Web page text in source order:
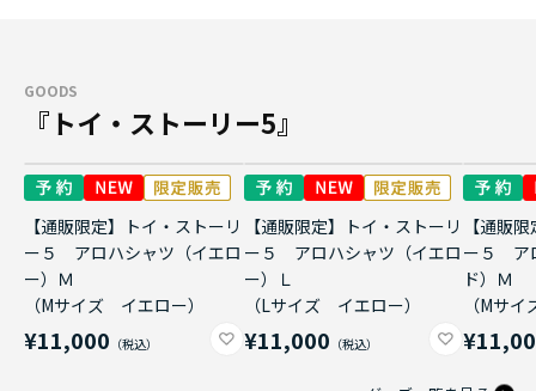
GOODS
『トイ・ストーリー5』
【通販限定】トイ・ストーリ
ー５ アロハシャツ（イエロ
ー）Ｍ
（Mサイズ イエロー）
¥11,000
【通販限定】トイ・ストーリ
ー５ アロハシャツ（イエロ
ー）Ｌ
（Lサイズ イエロー）
¥11,000
【通販
ー５ ア
ド）Ｍ
（Mサ